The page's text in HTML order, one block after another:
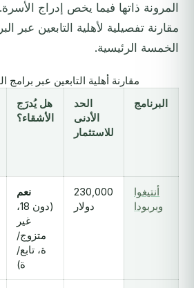
المرونة ذاتها فيما يخص إدراج
مقارنة تفصيلية لأهلية التابعين عبر
الخمسة الرئيسية.
مقارنة أهلية التابعين عبر برامج
البرنامج
الحد
الأدنى
للاستثمار
هل يُدرَج
الأشقاء؟
أنتيغوا
وبربودا
230,000
دولار
نعم
(دون 18،
غير
متزوج/
ة، تابع/
ة)